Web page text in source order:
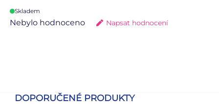
Skladem
Nebylo hodnoceno Napsat hodnocení
DOPORUČENÉ PRODUKTY